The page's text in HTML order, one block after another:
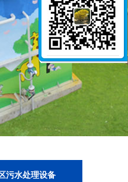
污水处理设备